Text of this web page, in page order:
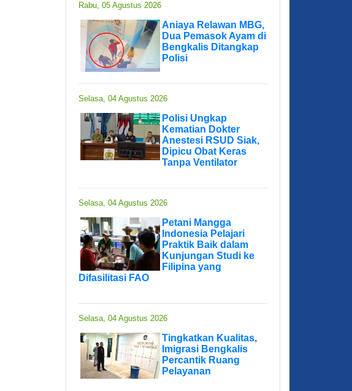
Rabu, 05 Agustus 2026
Aniaya Relawan MBG,
Dua Pemasok Ayam di
Bengkalis Ditangkap
Polisi
Selasa, 04 Agustus 2026
Polisi Ungkap
Kematian Dokter
Anestesi RSUD Siak,
Dipicu Obat Keras
Tanpa Ventilator
Selasa, 04 Agustus 2026
Petani Mangga
Indonesia Pelajari
Praktik Baik dalam
Kunjungan Studi ke
Filipina yang
Difasilitasi FAO
Selasa, 04 Agustus 2026
Tingkatkan Kualitas,
Imigrasi Bengkalis
Percantik Ruang
Pelayanan